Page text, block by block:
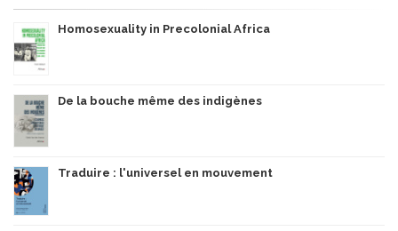
Homosexuality in Precolonial Africa
De la bouche même des indigènes
Traduire : l'universel en mouvement